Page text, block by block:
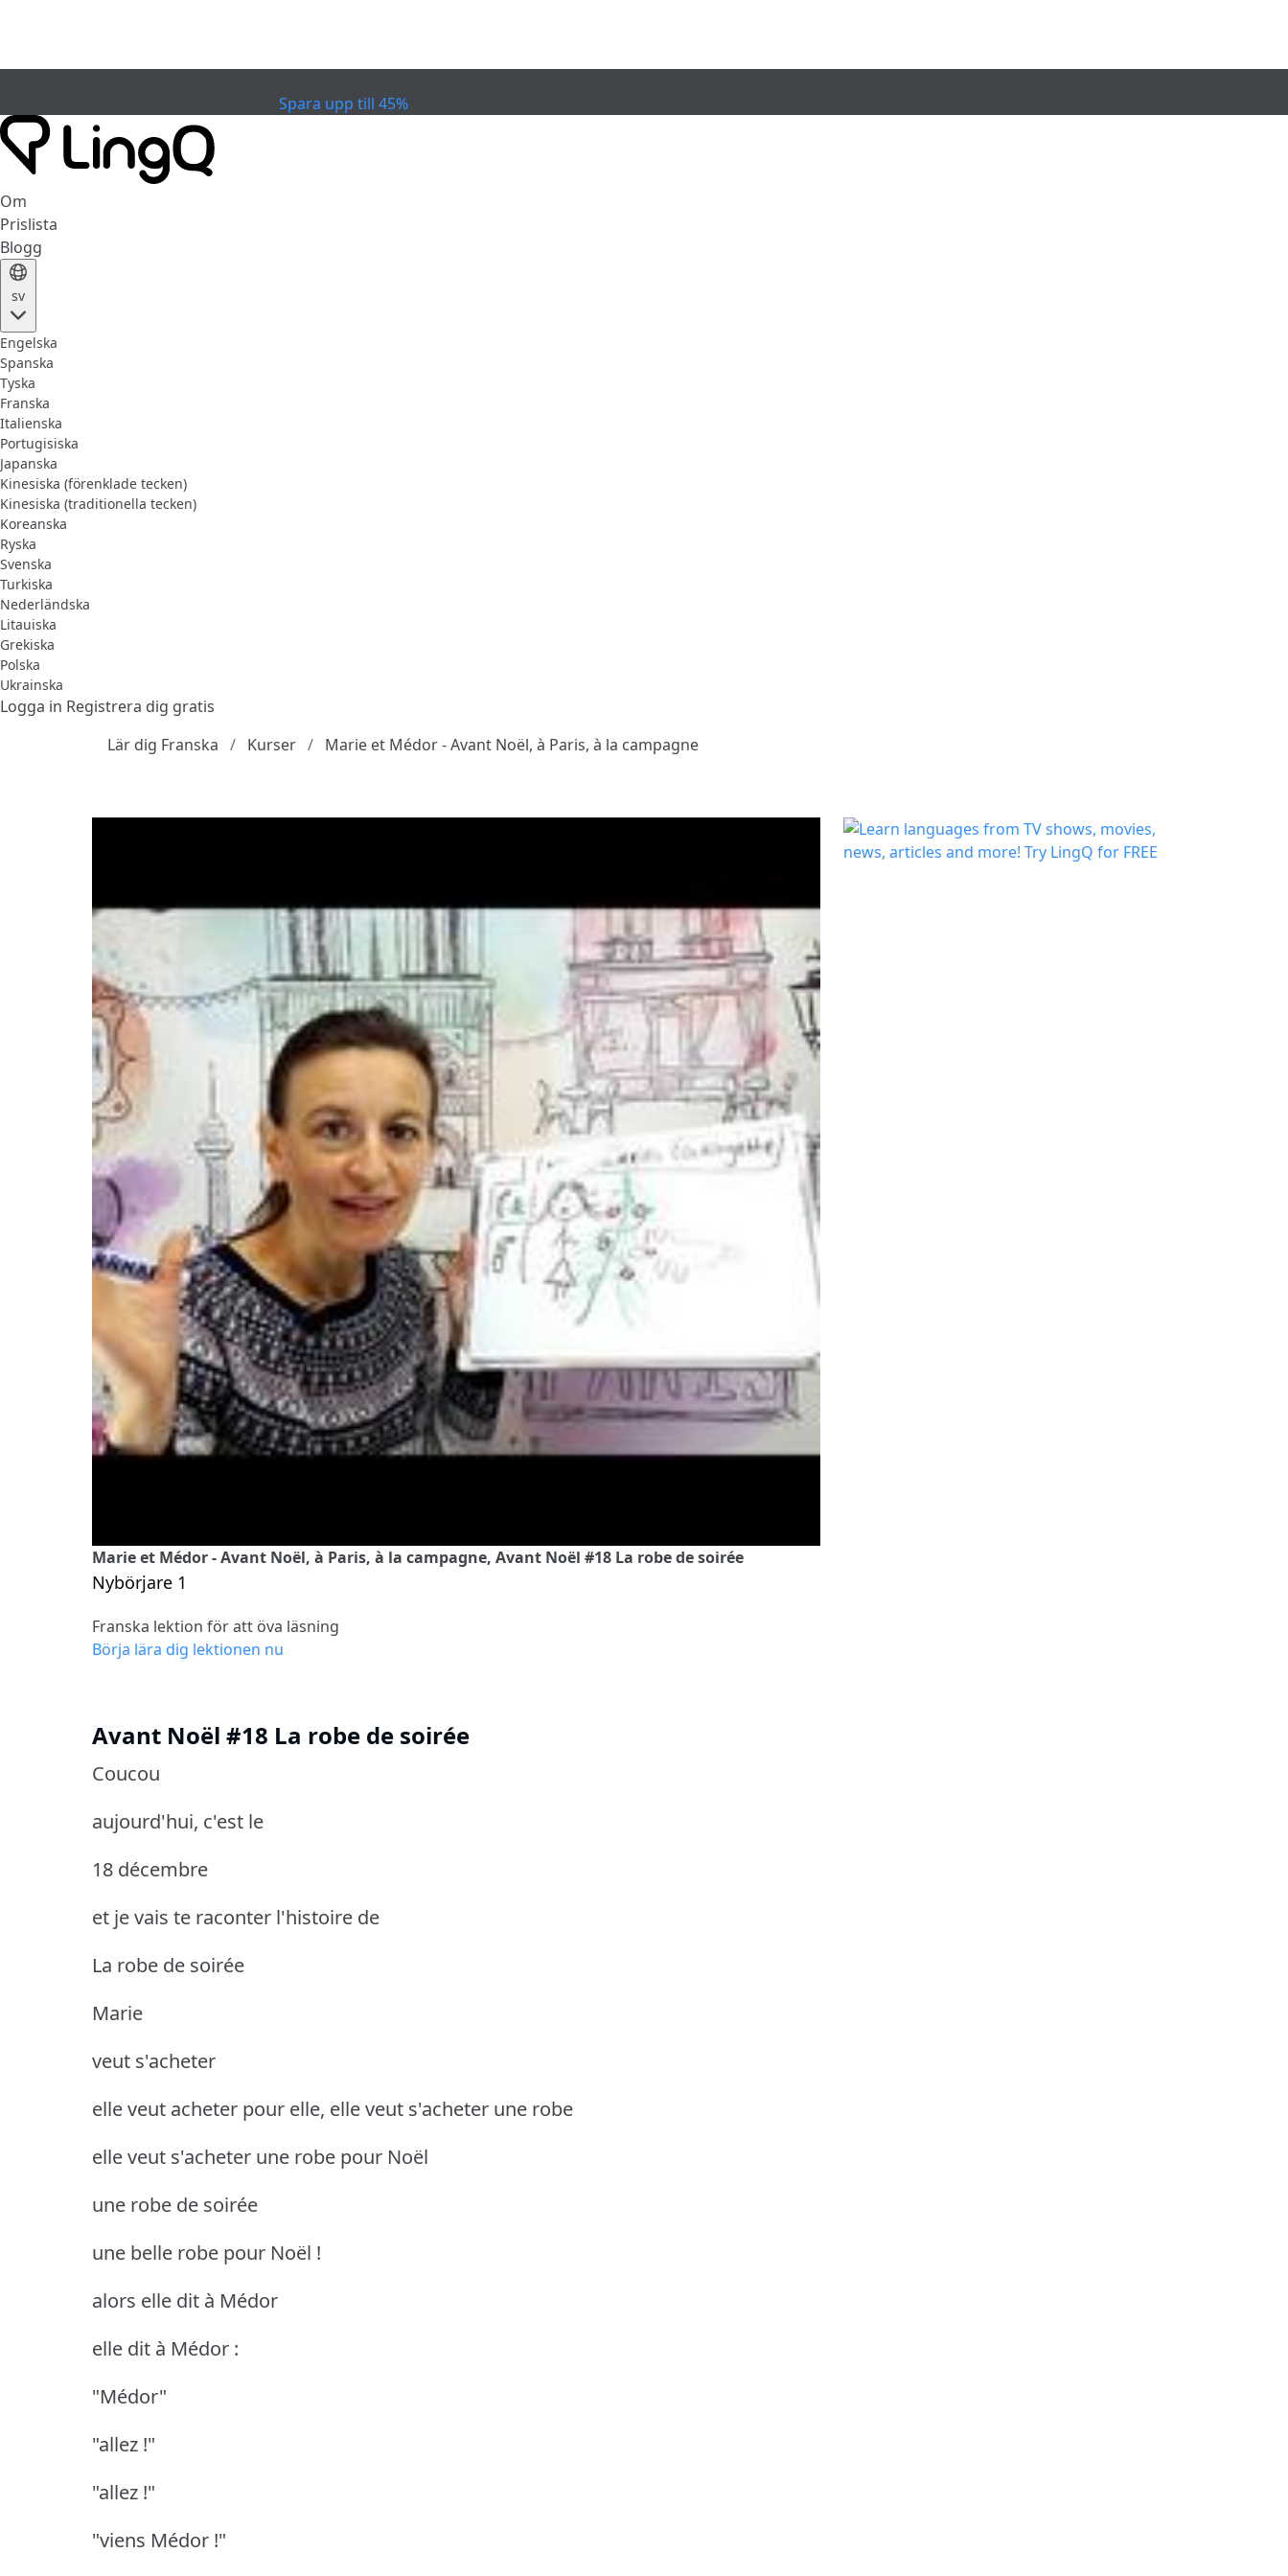
Spara upp till 45%
Om
Prislista
Blogg
sv
Engelska
Spanska
Tyska
Franska
Italienska
Portugisiska
Japanska
Kinesiska (förenklade tecken)
Kinesiska (traditionella tecken)
Koreanska
Ryska
Svenska
Turkiska
Nederländska
Litauiska
Grekiska
Polska
Ukrainska
Logga in Registrera dig gratis
Lär dig Franska
Kurser Marie et Médor - Avant Noël, à Paris, à la campagne
Marie et Médor - Avant Noël, à Paris, à la campagne, Avant Noël #18 La robe de soirée
Nybörjare 1
Franska lektion för att öva läsning
Börja lära dig lektionen nu
Avant Noël #18 La robe de soirée
Coucou
aujourd'hui, c'est le
18 décembre
et je vais te raconter l'histoire de
La robe de soirée
Marie
veut s'acheter
elle veut acheter pour elle, elle veut s'acheter une robe
elle veut s'acheter une robe pour Noël
une robe de soirée
une belle robe pour Noël !
alors elle dit à Médor
elle dit à Médor :
"Médor"
"allez !"
"allez !"
"viens Médor !"